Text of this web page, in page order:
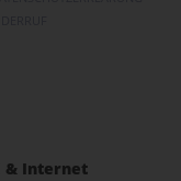
& Internet